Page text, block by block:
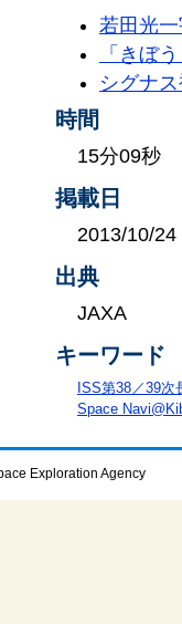
若田光
「きぼ
シグナ
時間
15分09秒
掲載日
2013/10/24
出典
JAXA
キーワード
ISS第38／39次
Space
Exploration Agency